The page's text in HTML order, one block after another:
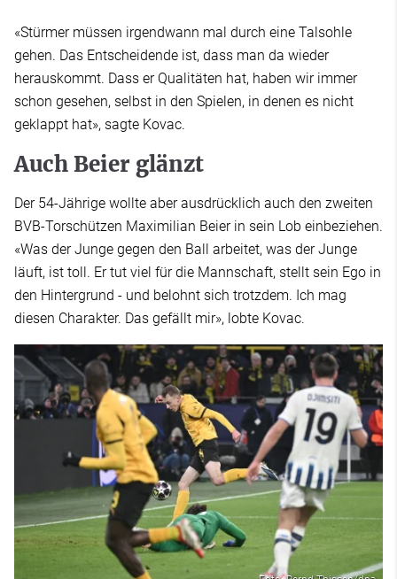
«Stürmer müssen irgendwann mal durch eine Talsohle
gehen. Das Entscheidende ist, dass man da wieder
herauskommt. Dass er Qualitäten hat, haben wir immer
schon gesehen, selbst in den Spielen, in denen es nicht
geklappt hat», sagte Kovac.
Auch Beier glänzt
Der 54-Jährige wollte aber ausdrücklich auch den zweiten
BVB-Torschützen Maximilian Beier in sein Lob einbeziehen.
«Was der Junge gegen den Ball arbeitet, was der Junge
läuft, ist toll. Er tut viel für die Mannschaft, stellt sein Ego in
den Hintergrund - und belohnt sich trotzdem. Ich mag
diesen Charakter. Das gefällt mir», lobte Kovac.